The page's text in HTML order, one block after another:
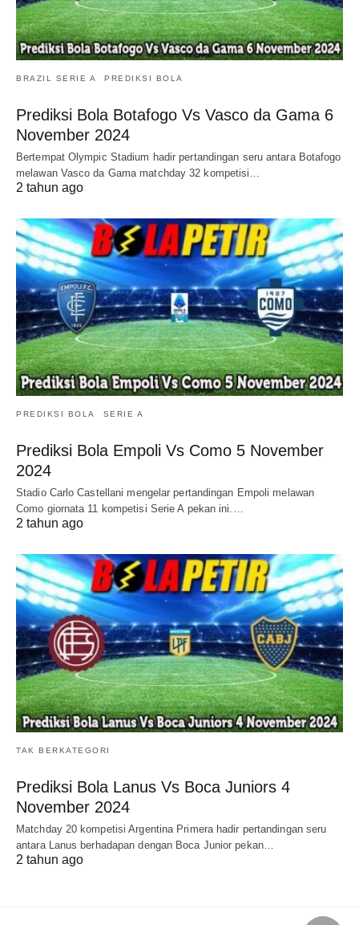
BRAZIL SERIE A PREDIKSI BOLA
Prediksi Bola Botafogo Vs Vasco da Gama 6
November 2024
Bertempat Olympic Stadium hadir pertandingan seru antara Botafogo
melawan Vasco da Gama matchday 32 kompetisi…
2 tahun ago
PREDIKSI BOLA SERIE A
Prediksi Bola Empoli Vs Como 5 November
2024
Stadio Carlo Castellani mengelar pertandingan Empoli melawan
Como giornata 11 kompetisi Serie A pekan ini.…
2 tahun ago
TAK BERKATEGORI
Prediksi Bola Lanus Vs Boca Juniors 4
November 2024
Matchday 20 kompetisi Argentina Primera hadir pertandingan seru
antara Lanus berhadapan dengan Boca Junior pekan…
2 tahun ago